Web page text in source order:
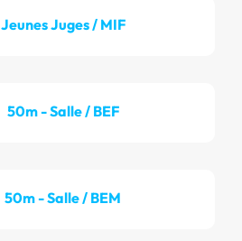
Jeunes Juges / MIF
50m - Salle / BEF
50m - Salle / BEM